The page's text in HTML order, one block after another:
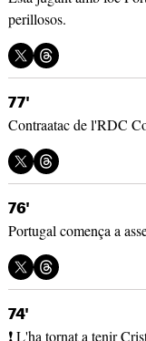
perillosos.
77'
Contraatac de l'RDC
76'
Portugal comença a
74'
❗ L'ha tornat a tenir